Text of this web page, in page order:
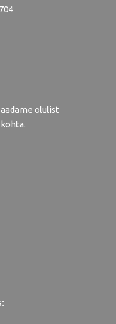
olulist